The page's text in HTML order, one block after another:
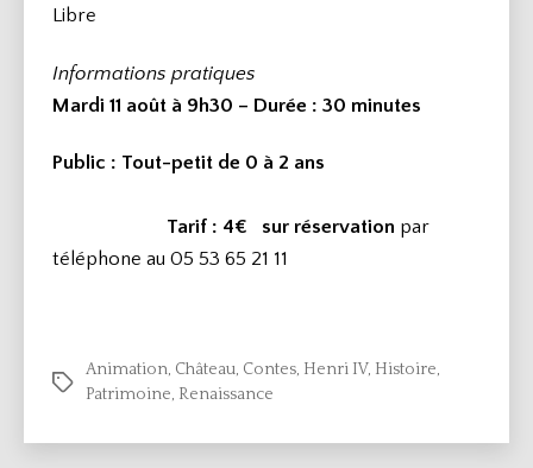
Libre
Informations pratiques
Mardi 11 août à 9h30 – Durée : 30 minutes
Public : Tout-petit de 0 à 2 ans
Tarif : 4€ sur réservation par
téléphone au 05 53 65 21 11
Étiquettes
Animation, Château, Contes, Henri IV, Histoire,
Patrimoine, Renaissance